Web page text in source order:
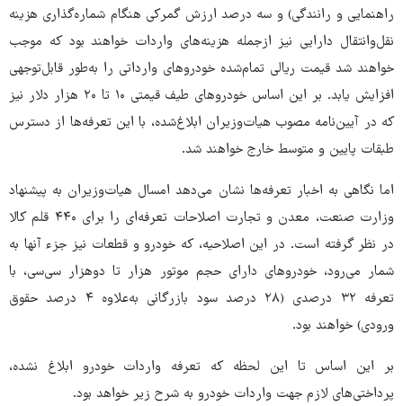
راهنمایی و رانندگی) و سه درصد ارزش گمرکی هنگام شماره‌گذاری هزینه
نقل‌وانتقال دارایی نیز ازجمله هزینه‌های واردات خواهند بود که موجب
خواهند شد قیمت ریالی تمام‌شده خودروهای وارداتی را به‌طور قابل‌توجهی
افزایش یابد. بر این اساس خودروهای طیف قیمتی ۱۰ تا ۲۰ هزار دلار نیز
که در آیین‌نامه مصوب هیات‌وزیران ابلاغ‌شده، با این تعرفه‌ها از دسترس
طبقات پایین و متوسط خارج خواهند شد.
اما نگاهی به اخبار تعرفه‌ها نشان می‌دهد امسال هیات‌وزیران به پیشنهاد
وزارت صنعت، معدن و تجارت اصلاحات تعرفه‌ای را برای ۴۴۰ قلم کالا
در نظر گرفته است. در این اصلاحیه، که خودرو و قطعات نیز جزء آنها به
شمار می‌رود، خودروهای دارای حجم موتور هزار تا دوهزار سی‌سی، با
تعرفه ۳۲ درصدی (۲۸‌ درصد سود بازرگانی به‌علاوه ۴ درصد حقوق
ورودی) خواهند بود.
بر این اساس تا این لحظه که تعرفه واردات خودرو ابلاغ نشده،
پرداختی‌های لازم جهت واردات خودرو به شرح زیر خواهد بود.